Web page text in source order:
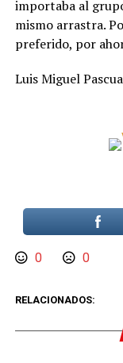
importaba al
mismo arrastra.
preferido, por
Luis Miguel
0 0
RELACIONADOS: